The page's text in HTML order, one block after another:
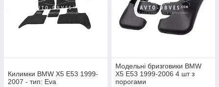
Килимки BMW X5 E53 1999-
2007 - тип: Eva
Модельні бризговики BMW
X5 E53 1999-2006 4 шт з
порогами